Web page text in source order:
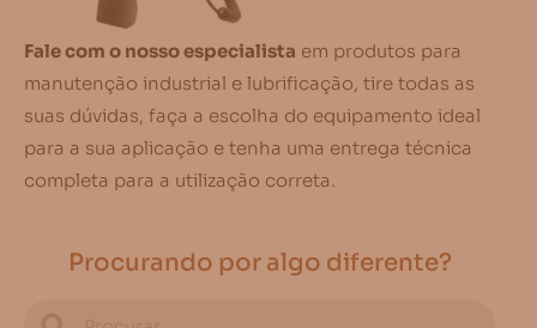
Fale com o nosso especialista em produtos para
manutenção industrial e lubrificação, tire todas as
suas dúvidas, faça a escolha do equipamento ideal
para a sua aplicação e tenha uma entrega técnica
completa para a utilização correta.
Procurando por algo diferente?